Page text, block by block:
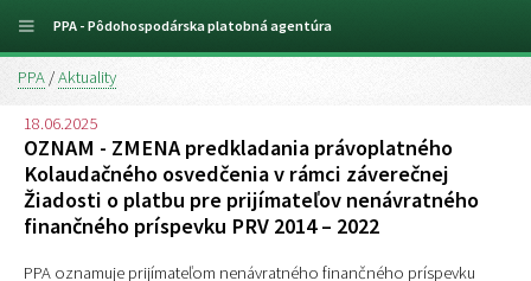
PPA /Aktuality
18.06.2025
OZNAM - ZMENA predkladania právoplatného
Kolaudačného osvedčenia v rámci záverečnej
Žiadosti o platbu pre prijímateľov nenávratného
finančného príspevku PRV 2014 – 2022
PPA oznamuje prijímateľom nenávratného finančného príspevku
PPA - Pôdohospodárska platobná agentúra